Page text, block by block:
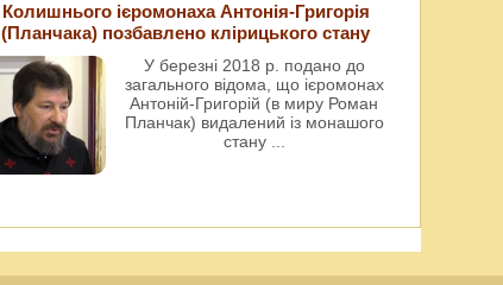
Колишнього ієромонаха Антонія-Григорія
(Планчака) позбавлено клірицького стану
У березні 2018 р. подано до
загального відома, що ієромонах
Антоній-Григорій (в миру Роман
Планчак) видалений із монашого
стану